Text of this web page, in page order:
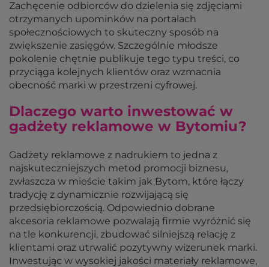
Zachęcenie odbiorców do dzielenia się zdjęciami
otrzymanych upominków na portalach
społecznościowych to skuteczny sposób na
zwiększenie zasięgów. Szczególnie młodsze
pokolenie chętnie publikuje tego typu treści, co
przyciąga kolejnych klientów oraz wzmacnia
obecność marki w przestrzeni cyfrowej.
Dlaczego warto inwestować w
gadżety reklamowe w Bytomiu?
Gadżety reklamowe z nadrukiem to jedna z
najskuteczniejszych metod promocji biznesu,
zwłaszcza w mieście takim jak Bytom, które łączy
tradycję z dynamicznie rozwijającą się
przedsiębiorczością. Odpowiednio dobrane
akcesoria reklamowe pozwalają firmie wyróżnić się
na tle konkurencji, zbudować silniejszą relację z
klientami oraz utrwalić pozytywny wizerunek marki.
Inwestując w wysokiej jakości materiały reklamowe,